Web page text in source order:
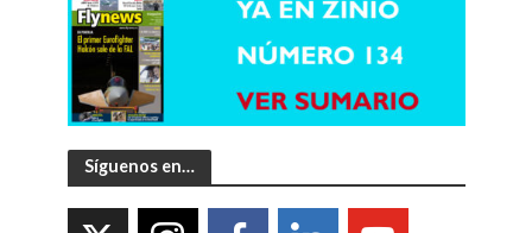
Síguenos en…